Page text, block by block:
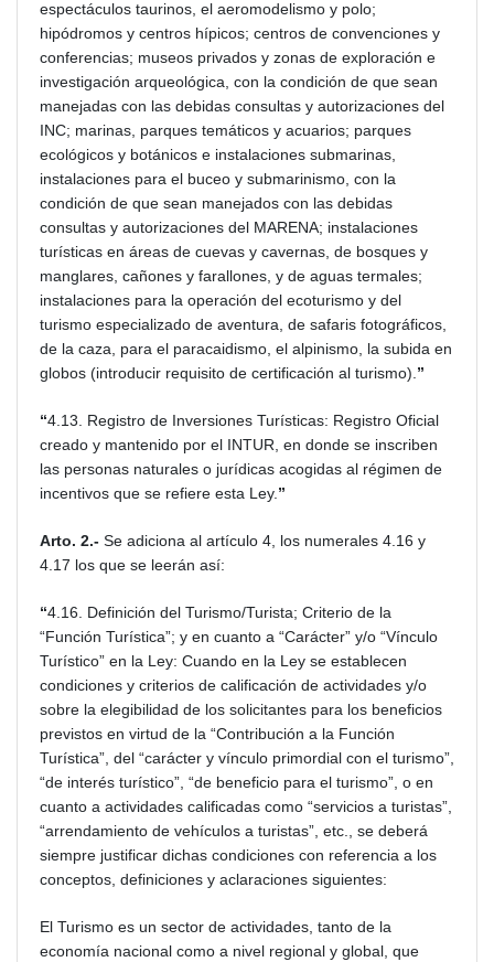
espectáculos taurinos, el aeromodelismo y polo;
hipódromos y centros hípicos; centros de convenciones y
conferencias; museos privados y zonas de exploración e
investigación arqueológica, con la condición de que sean
manejadas con las debidas consultas y autorizaciones del
INC; marinas, parques temáticos y acuarios; parques
ecológicos y botánicos e instalaciones submarinas,
instalaciones para el buceo y submarinismo, con la
condición de que sean manejados con las debidas
consultas y autorizaciones del MARENA; instalaciones
turísticas en áreas de cuevas y cavernas, de bosques y
manglares, cañones y farallones, y de aguas termales;
instalaciones para la operación del ecoturismo y del
turismo especializado de aventura, de safaris fotográficos,
de la caza, para el paracaidismo, el alpinismo, la subida en
globos (introducir requisito de certificación al turismo). ”
“4.13. Registro de Inversiones Turísticas: Registro Oficial
creado y mantenido por el INTUR, en donde se inscriben
las personas naturales o jurídicas acogidas al régimen de
incentivos que se refiere esta Ley. ”
Arto. 2.- Se adiciona al artículo 4, los numerales 4.16 y
4.17 los que se leerán así:
“4.16. Definición del Turismo/Turista; Criterio de la
“Función Turística”; y en cuanto a “Carácter” y/o “Vínculo
Turístico” en la Ley: Cuando en la Ley se establecen
condiciones y criterios de calificación de actividades y/o
sobre la elegibilidad de los solicitantes para los beneficios
previstos en virtud de la “Contribución a la Función
Turística”, del “carácter y vínculo primordial con el turismo”,
“de interés turístico”, “de beneficio para el turismo”, o en
cuanto a actividades calificadas como “servicios a turistas”,
“arrendamiento de vehículos a turistas”, etc., se deberá
siempre justificar dichas condiciones con referencia a los
conceptos, definiciones y aclaraciones siguientes:
El Turismo es un sector de actividades, tanto de la
economía nacional como a nivel regional y global, que